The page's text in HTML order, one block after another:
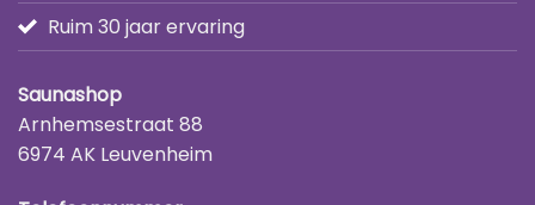
Ruim 30 jaar ervaring
Saunashop
Arnhemsestraat 88
6974 AK Leuvenheim